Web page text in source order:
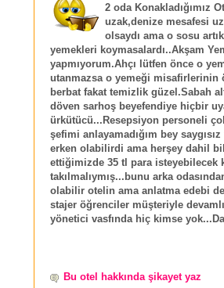
2 oda Konakladığımız
uzak,denize mesafesi
olsaydı ama o sosu
yemekleri koymasalardı..Akşam
yapmıyorum.Ahçı lütfen önce o
utanmazsa o yemeği misafirlerinin
berbat fakat temizlik güzel.Sabah
döven sarhoş beyefendiye hiçbir
ürkütücü...Resepsiyon personeli
şefimi anlayamadığım bey
erken olabilirdi ama herşey dahil
ettiğimizde 35 tl para isteyebilecek
takılmalıymış...bunu arka
olabilir otelin ama anlatma edebi
stajer öğrenciler müşteriyle
yönetici vasfında hiç kimse
Bu otel hakkında şikayet yaz